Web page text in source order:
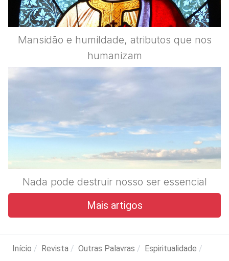
Mansidão e humildade, atributos que nos
humanizam
Nada pode destruir nosso ser essencial
Mais artigos
Início Revista Outras Palavras Espiritualidade